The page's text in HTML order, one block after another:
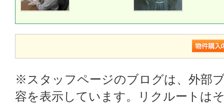
※スタッフページのブログは、外部
容を表示しています。リクルートは